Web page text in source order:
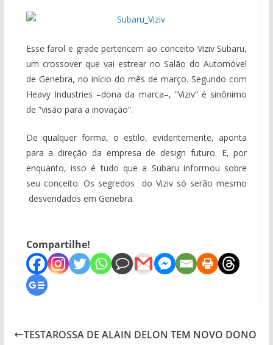
Esse farol e grade pertencem ao conceito Viziv Subaru,
um crossover que vai estrear no Salão do Automóvel
de Genebra, no início do mês de março. Segundo com
Heavy Industries –dona da marca–, “Viziv” é sinônimo
de “visão para a inovação”.
De qualquer forma, o estilo, evidentemente, aponta
para a direção da empresa de design futuro. E, por
enquanto, isso é tudo que a Subaru informou sobre
seu conceito. Os segredos do Viziv só serão mesmo
desvendados em Genebra.
Compartilhe!
TESTAROSSA DE ALAIN DELON TEM NOVO DONO